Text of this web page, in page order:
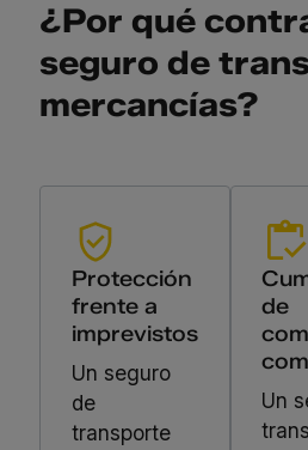
¿Por qué
seguro de
mercancías?
Protección
frente a
imprevistos
Un seguro
de
transporte
de
Un